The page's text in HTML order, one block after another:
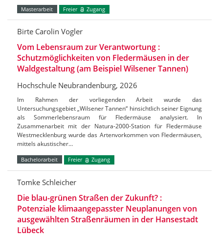
Masterarbeit Freier Zugang
Birte Carolin Vogler
Vom Lebensraum zur Verantwortung :
Schutzmöglichkeiten von Fledermäusen in der
Waldgestaltung (am Beispiel Wilsener Tannen)
Hochschule Neubrandenburg, 2026
Im Rahmen der vorliegenden Arbeit wurde das
Untersuchungsgebiet „Wilsener Tannen“ hinsichtlich seiner Eignung
als Sommerlebensraum für Fledermäuse analysiert. In
Zusammenarbeit mit der Natura-2000-Station für Fledermäuse
Westmecklenburg wurde das Artenvorkommen von Fledermäusen,
mittels akustischer…
Bachelorarbeit Freier Zugang
Tomke Schleicher
Die blau-grünen Straßen der Zukunft? :
Potenziale klimaangepasster Neuplanungen von
ausgewählten Straßenräumen in der Hansestadt
Lübeck